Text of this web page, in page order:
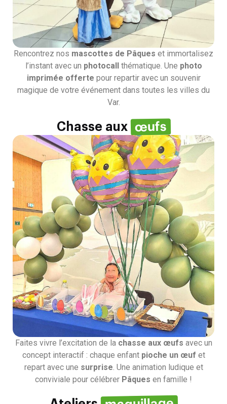
Rencontrez nos mascottes de Pâques et immortalisez
l’instant avec un photocallthématique. Une photo
imprimée offerte pour repartir avec un souvenir
magique de votre événement dans toutes les villes du
Var.
Chasse aux œufs
Faites vivre l’excitation de la chasse aux œufs avec un
concept interactif : chaque enfant pioche un œuf et
repart avec une surprise . Une animation ludique et
conviviale pour célébrer Pâques en famille !